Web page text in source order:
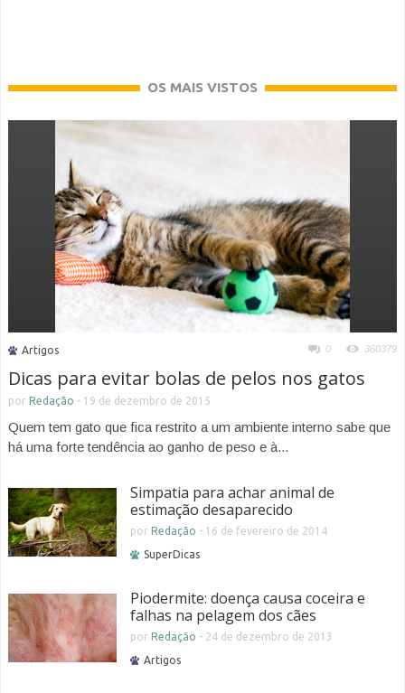
OS MAIS VISTOS
Artigos 0 360379
Dicas para evitar bolas de pelos nos gatos
por Redação - 19 de dezembro de 2015
Quem tem gato que fica restrito a um ambiente interno sabe que
há uma forte tendência ao ganho de peso e à...
Simpatia para achar animal de
estimação desaparecido
por Redação - 16 de fevereiro de 2014
SuperDicas
Piodermite: doença causa coceira e
falhas na pelagem dos cães
por Redação - 24 de dezembro de 2013
Artigos